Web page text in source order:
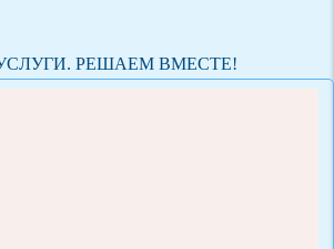
РЕШАЕМ ВМЕСТЕ!